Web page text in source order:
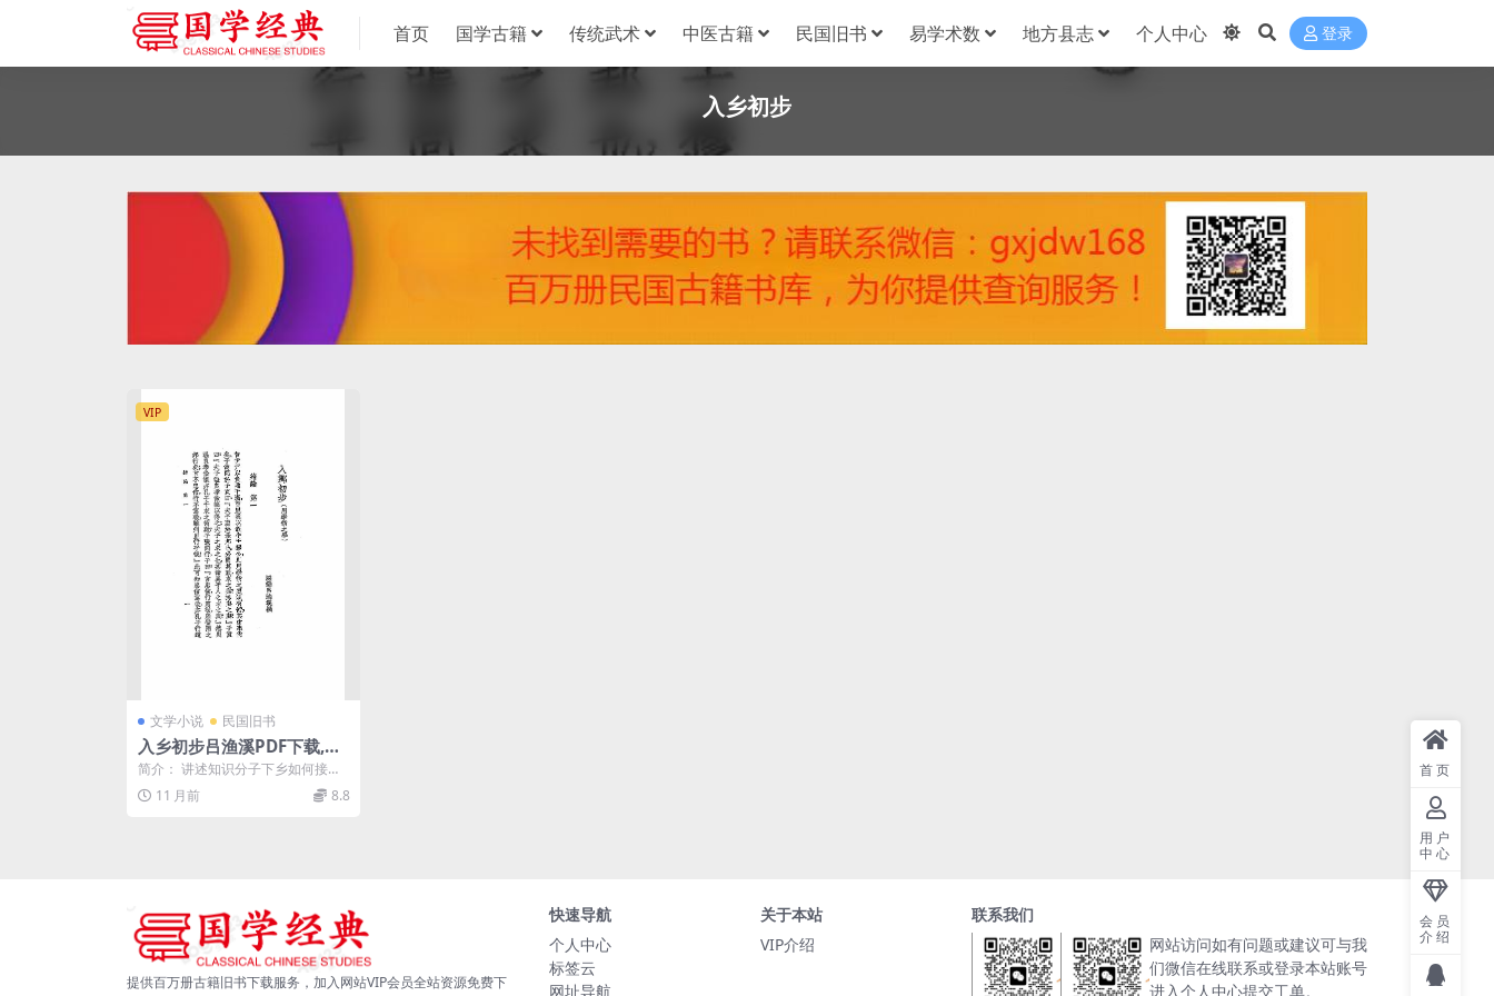
首页 国学古籍 传统武术 中医古籍 民国旧书 易学术数 地方县志 个人中心 登录
入乡初步
VIP
文学小说 民国旧书
入乡初步吕渔溪PDF下载,民
国文化青年入乡指南
简介： 讲述知识分子下乡如何接人
待物等。分绪论、持志、度量、立
信、持己、接物、权...
11 月前 8.8
提供百万册古籍旧书下载服务，加入网站VIP会员全站资源免费下
快速导航
个人中心
标签云
网址导航
关于本站
VIP介绍
联系我们
网站访问如有问题或建议可与我
们微信在线联系或登录本站账号
进入个人中心提交工单。
首页
用户
中心
会员
介绍